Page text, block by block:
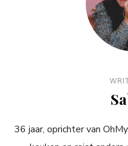
36 jaar, oprichter van